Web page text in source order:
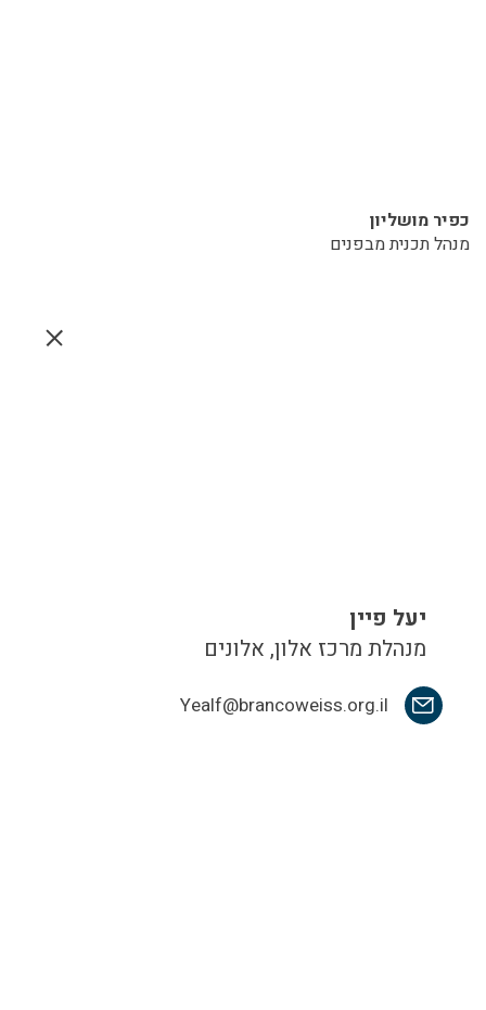
כפיר מושליון
מנהל תכנית מבפנים
יעל פיין
מנהלת מרכז אלון, אלונים
Yealf@brancoweiss.org.il